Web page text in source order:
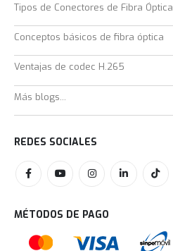
Tipos de Conectores de Fibra Óptica
Conceptos básicos de fibra óptica
Ventajas de codec H.265
Más blogs...
REDES SOCIALES
MÉTODOS DE PAGO